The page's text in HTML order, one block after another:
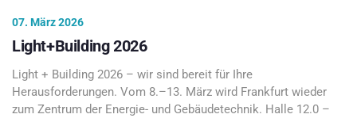
07. März 2026
Light+Building 2026
Light + Building 2026 – wir sind bereit für Ihre
Herausforderungen. Vom 8.–13. März wird Frankfurt wieder
zum Zentrum der Energie- und Gebäudetechnik. Halle 12.0 –